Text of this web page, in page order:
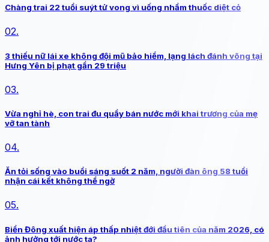
Chàng trai 22 tuổi suýt tử vong vì uống nhầm thuốc diệt cỏ
02.
3 thiếu nữ lái xe không đội mũ bảo hiểm, lạng lách đánh võng tại
Hưng Yên bị phạt gần 29 triệu
03.
Vừa nghỉ hè, con trai đu quầy bán nước mới khai trương của mẹ
vỡ tan tành
04.
Ăn tỏi sống vào buổi sáng suốt 2 năm, người đàn ông 58 tuổi
nhận cái kết không thể ngờ
05.
Biển Đông xuất hiện áp thấp nhiệt đới đầu tiên của năm 2026, có
ảnh hưởng tới nước ta?